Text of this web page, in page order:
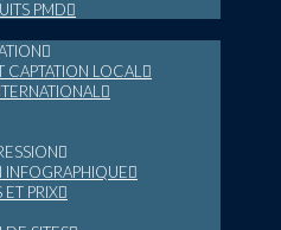
PMD
CAPTATION LOCAL
ET PRIX